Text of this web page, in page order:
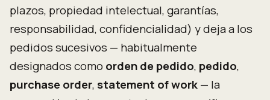
plazos, propiedad intelectual, garantías,
responsabilidad, confidencialidad) y deja a los
pedidos sucesivos — habitualmente
designados como orden de pedido, pedido,
purchase order, statement of work— la